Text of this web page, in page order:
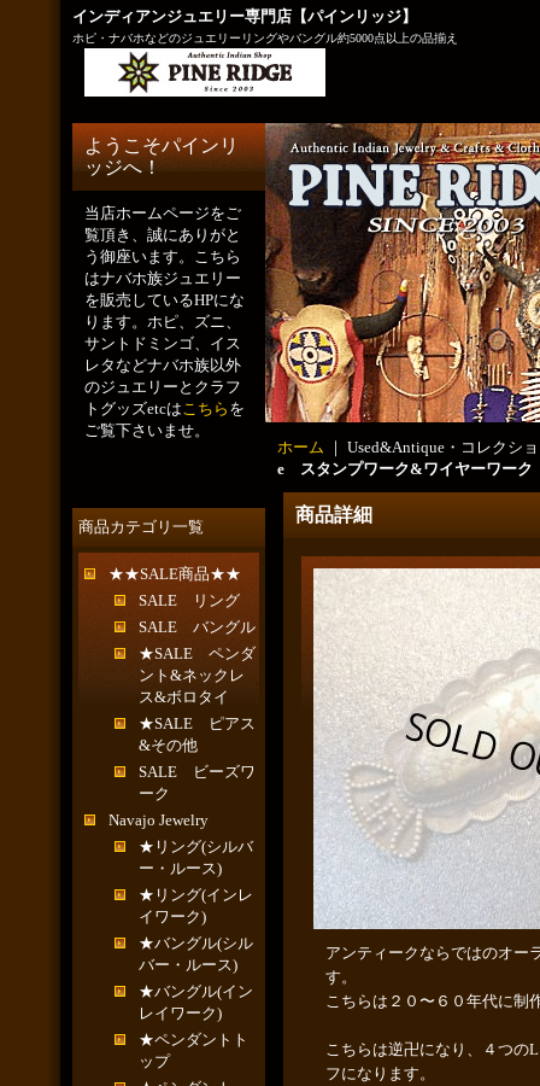
インディアンジュエリー専門店【パインリッジ】
ホピ・ナバホなどのジュエリーリングやバングル約5000点以上の品揃え
ようこそパインリ
ッジへ！
当店ホームページをご
覧頂き、誠にありがと
う御座います。こちら
はナバホ族ジュエリー
を販売しているHPにな
ります。ホピ、ズニ、
サントドミンゴ、イス
レタなどナバホ族以外
のジュエリーとクラフ
トグッズetcはこちら を
ご覧下さいませ。
商品カテゴリ一覧
★★SALE商品★★
SALE リング
SALE バングル
★SALE ペンダ
ント&ネックレ
ス&ボロタイ
★SALE ピアス
&その他
SALE ビーズワ
ーク
Navajo Jewelry
★リング(シルバ
ー・ルース)
★リング(インレ
イワーク)
★バングル(シル
バー・ルース)
★バングル(イン
レイワーク)
★ペンダントト
ップ
ホーム ｜ Used&Antique・コレクシ
e スタンプワーク&ワイヤーワー
商品詳細
アンティークならではのオー
す。
こちらは２０〜６０年代に制
こちらは逆卍になり、４つの
フになります。